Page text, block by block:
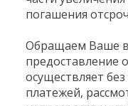
погашения
Обращаем Ваше
предоставление
осуществляет
платежей,